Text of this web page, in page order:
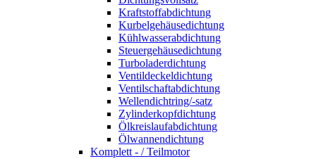
Kraftstoffabdichtung
Kurbelgehäusedichtung
Kühlwasserabdichtung
Steuergehäusedichtung
Turboladerdichtung
Ventildeckeldichtung
Ventilschaftabdichtung
Wellendichtring/-satz
Zylinderkopfdichtung
Ölkreislaufabdichtung
Ölwannendichtung
Komplett - / Teilmotor